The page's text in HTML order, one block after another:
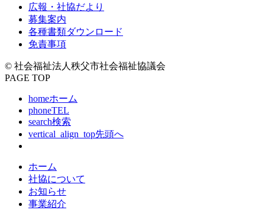
広報・社協だより
募集案内
各種書類ダウンロード
免責事項
© 社会福祉法人秩父市社会福祉協議会
PAGE TOP
homeホーム
phoneTEL
search検索
vertical_align_top先頭へ
ホーム
社協について
お知らせ
事業紹介